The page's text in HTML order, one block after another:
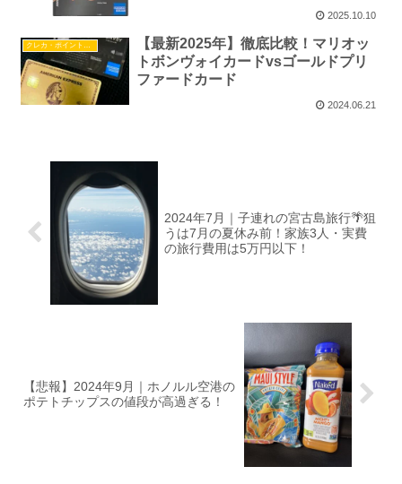
2025.10.10
クレカ・ポイント・マイル
【最新2025年】徹底比較！マリオッ
トボンヴォイカードvsゴールドプリ
ファードカード
2024.06.21
2024年7月｜子連れの宮古島旅行🌴狙
うは7月の夏休み前！家族3人・実費
の旅行費用は5万円以下！
【悲報】2024年9月｜ホノルル空港の
ポテトチップスの値段が高過ぎる！